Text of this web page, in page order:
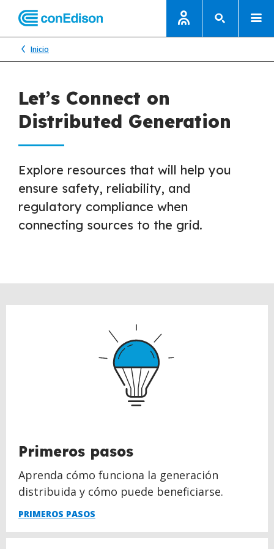
Inicio
Let’s Connect on
Distributed Generation
Explore resources that will help you
ensure safety, reliability, and
regulatory compliance when
connecting sources to the grid.
Primeros pasos
Aprenda cómo funciona la generación
distribuida y cómo puede beneficiarse.
PRIMEROS PASOS